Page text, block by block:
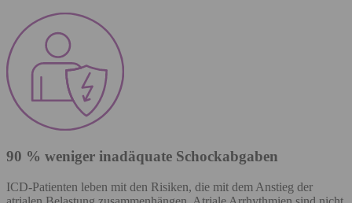
90 % weniger inadäquate Schockabgaben
ICD-Patienten leben mit den Risiken, die mit dem Anstieg der